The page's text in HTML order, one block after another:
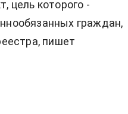
цель которого -
граждан,
пишет